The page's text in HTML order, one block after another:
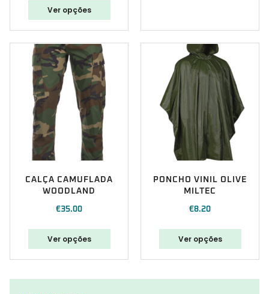
Ver opções
CALÇA CAMUFLADA
WOODLAND
€35.00
Ver opções
PONCHO VINIL OLIVE
MILTEC
€8.20
Ver opções